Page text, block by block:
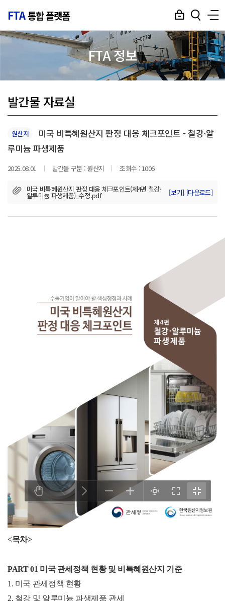
FTA통합 플랫폼
FTA 정보
발간물 자료실
원산지
미국 비특혜원산지 판정 대응 체크포인트 - 철강·알
루미늄 파생제품
2025.08.01 발간물 구분 : 원산지 조회수 :1006
미국 비특혜원산지 판정 대응 체크포인트(제4편 철강·
알루미늄 파생제품)_수정.pdf [보기] [다운로드]
<목차>
PART 01 미국 관세정책 현황 및 비특혜원산지 기준
1. 미국 관세정책 현황
2. 철강 및 알루미늄 파생제품 관세